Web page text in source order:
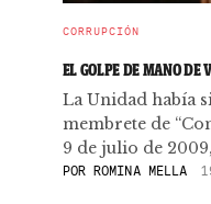
CORRUPCIÓN
EL GOLPE DE MANO DE
La Unidad había
membrete de
9 de julio de
POR ROMINA MELLA